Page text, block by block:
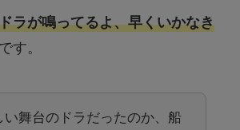
ラが鳴ってるよ、早くいかなき
す。
い舞台のドラだったのか、船